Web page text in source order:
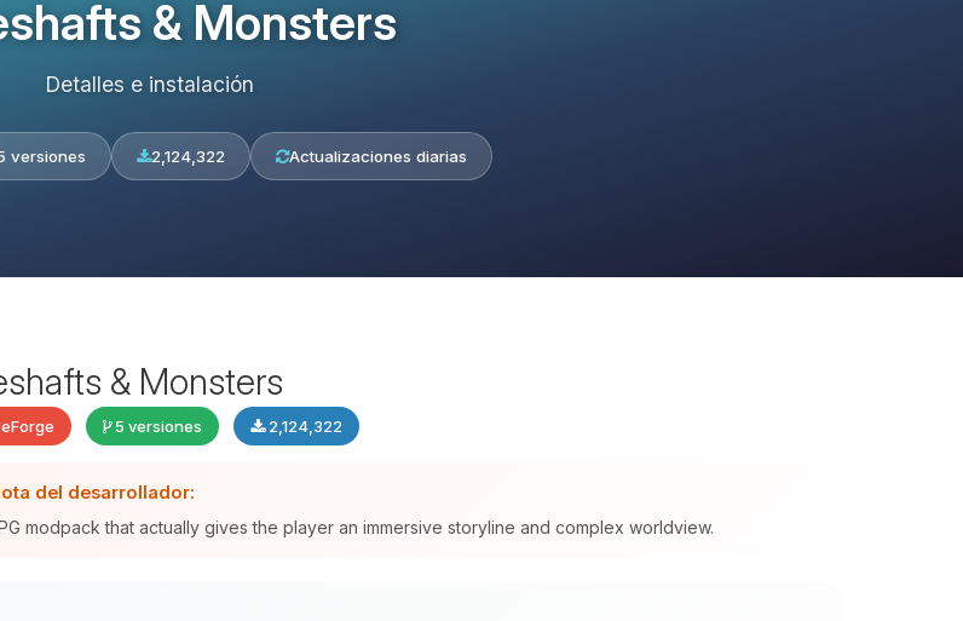
& Monsters
Detalles e instalación
versiones 2,124,322 Actualizaciones diarias
& Monsters
5 versiones 2,124,322
del desarrollador:
modpack that actually gives the player an immersive storyline and complex worldview.